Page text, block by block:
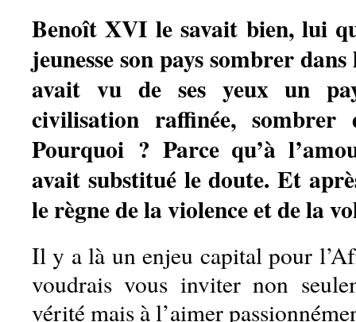
Benoît XVI le savait bien, lui
jeunesse son pays sombrer
avait vu de ses yeux un
civilisation raffinée, sombrer
Pourquoi ? Parce qu’à
avait substitué le doute. Et
le règne de la violence et de la
Il y a là un enjeu capital pour
voudrais vous inviter non
vérité mais à l’aimer